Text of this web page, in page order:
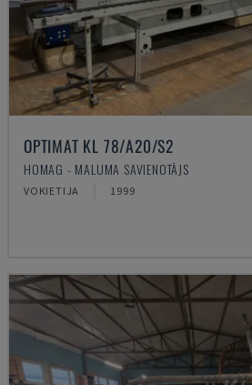
OPTIMAT KL 78/A20/S2
HOMAG - MALUMA SAVIENOTĀJS
VOKIETIJA 1999